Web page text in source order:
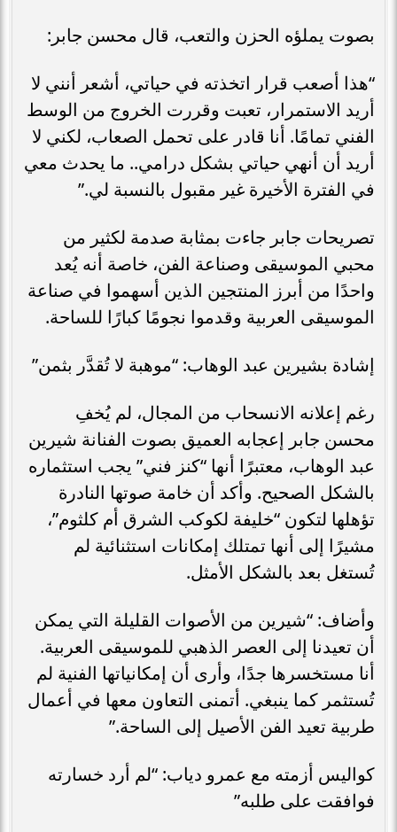
بصوت يملؤه الحزن والتعب، قال محسن جابر:
“هذا أصعب قرار اتخذته في حياتي، أشعر أنني لا
أريد الاستمرار، تعبت وقررت الخروج من الوسط
الفني تمامًا. أنا قادر على تحمل الصعاب، لكني لا
أريد أن أنهي حياتي بشكل درامي.. ما يحدث معي
في الفترة الأخيرة غير مقبول بالنسبة لي.”
تصريحات جابر جاءت بمثابة صدمة لكثير من
محبي الموسيقى وصناعة الفن، خاصة أنه يُعد
واحدًا من أبرز المنتجين الذين أسهموا في صناعة
الموسيقى العربية وقدموا نجومًا كبارًا للساحة.
إشادة بشيرين عبد الوهاب: “موهبة لا تُقدَّر بثمن”
رغم إعلانه الانسحاب من المجال، لم يُخفِ
محسن جابر إعجابه العميق بصوت الفنانة شيرين
عبد الوهاب، معتبرًا أنها “كنز فني” يجب استثماره
بالشكل الصحيح. وأكد أن خامة صوتها النادرة
تؤهلها لتكون “خليفة لكوكب الشرق أم كلثوم”،
مشيرًا إلى أنها تمتلك إمكانات استثنائية لم
تُستغل بعد بالشكل الأمثل.
وأضاف: “شيرين من الأصوات القليلة التي يمكن
أن تعيدنا إلى العصر الذهبي للموسيقى العربية.
أنا مستخسرها جدًا، وأرى أن إمكانياتها الفنية لم
تُستثمر كما ينبغي. أتمنى التعاون معها في أعمال
طربية تعيد الفن الأصيل إلى الساحة.”
كواليس أزمته مع عمرو دياب: “لم أرد خسارته
فوافقت على طلبه”